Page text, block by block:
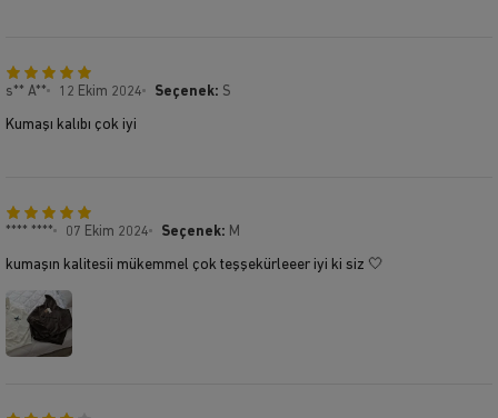
s** A** 12 Ekim 2024 Seçenek: S
Kumaşı kalıbı çok iyi
**** **** 07 Ekim 2024 Seçenek: M
kumaşın kalitesii mükemmel çok teşşekürleeer iyi ki siz 🤍